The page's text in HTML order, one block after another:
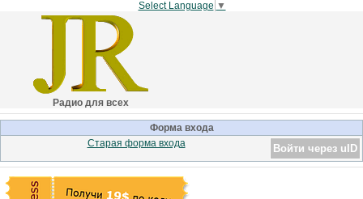
Select Language ▼
Радио для всех
Форма входа
Войти через uID
Старая форма входа